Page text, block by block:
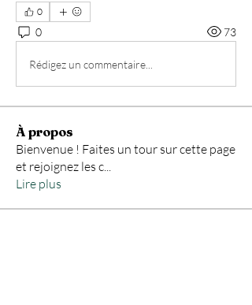
0
0 73
Rédigez un commentaire...
À propos
Bienvenue ! Faites un tour sur cette page
et rejoignez les c...
Lire plus